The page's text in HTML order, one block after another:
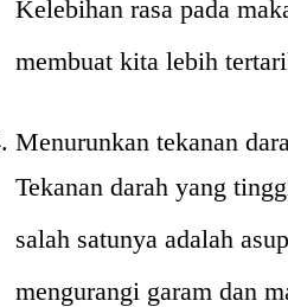
Kelebihan rasa pada
membuat kita lebih
Menurunkan tekanan
Tekanan darah yang
salah satunya adalah
mengurangi garam dan